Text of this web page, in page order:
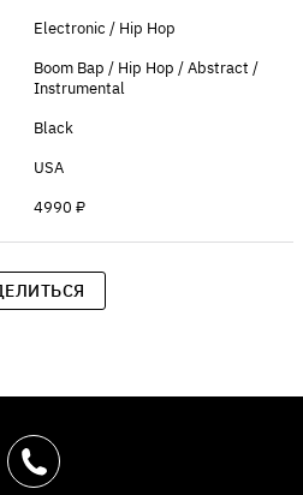
Electronic / Hip Hop
Boom Bap / Hip Hop / Abstract /
Instrumental
Black
USA
4990 ₽